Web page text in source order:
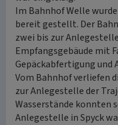
Im Bahnhof Welle
bereit gestellt. Der
zwei bis zur
Empfangsgebäude mit
Gepäckabfertigung und
Vom Bahnhof verliefen
zur Anlegestelle der
Wasserstände konnten
Anlegestelle in Spyck